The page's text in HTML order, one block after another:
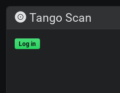
Tango Scan
Log in